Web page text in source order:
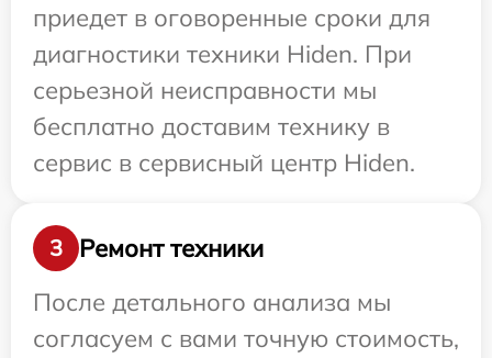
приедет в оговоренные сроки для
диагностики техники Hiden. При
серьезной неисправности мы
бесплатно доставим технику в
сервис в сервисный центр Hiden.
3
Ремонт техники
После детального анализа мы
согласуем с вами точную стоимость,